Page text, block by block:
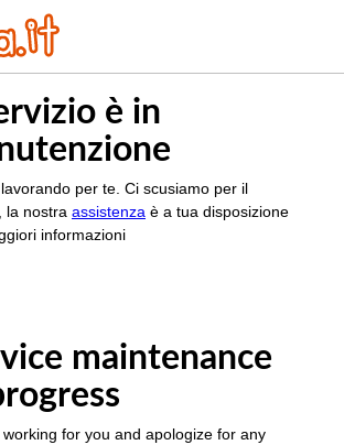
è in
per te. Ci scusiamo per il
la nostra assistenza è a tua disposizione
informazioni
maintenance
for you and apologize for any